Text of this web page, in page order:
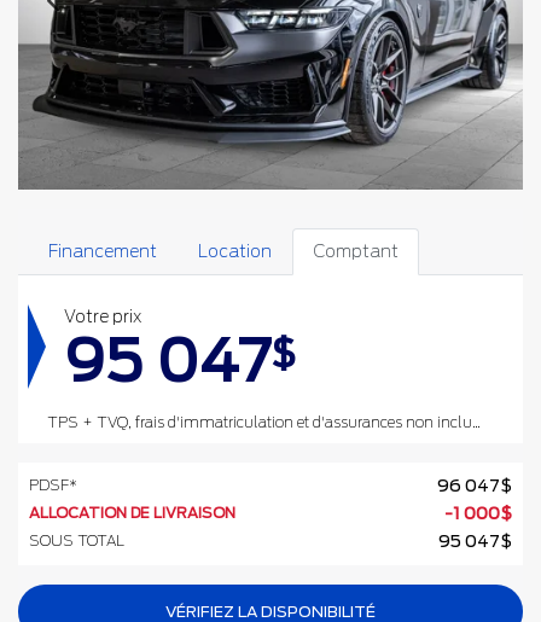
Financement Location Comptant
Votre prix
95 047$
PDSF* 96 047$
ALLOCATION DE LIVRAISON -1 000$
SOUS TOTAL 95 047$
VÉRIFIEZ LA DISPONIBILITÉ